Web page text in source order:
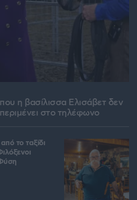
η βασίλισσα Ελισάβετ δεν
στο τηλέφωνο
το ταξίδι